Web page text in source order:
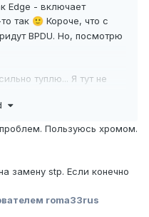
Edge - включает
так 🙂 Короче, что с
BPDU. Но, посмотрю
туплю... Я тут не
вверх страницы на моё
не могу этого делать
, спасибо!
Пользуюсь хромом.
замену stp. Если конечно
roma33rus